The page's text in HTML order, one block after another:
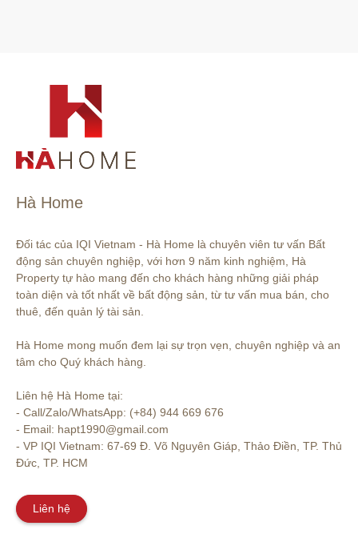
Hà Home
Đối tác của IQI Vietnam - Hà Home là chuyên viên tư vấn Bất
động sản chuyên nghiệp, với hơn 9 năm kinh nghiệm, Hà
Property tự hào mang đến cho khách hàng những giải pháp
toàn diện và tốt nhất về bất động sản, từ tư vấn mua bán, cho
thuê, đến quản lý tài sản.
Hà Home mong muốn đem lại sự trọn vẹn, chuyên nghiệp và an
tâm cho Quý khách hàng.
Liên hệ Hà Home tại:
- Call/Zalo/WhatsApp: (+84) 944 669 676
- Email: hapt1990@gmail.com
- VP IQI Vietnam: 67-69 Đ. Võ Nguyên Giáp, Thảo Điền, TP. Thủ
Đức, TP. HCM
Liên hệ